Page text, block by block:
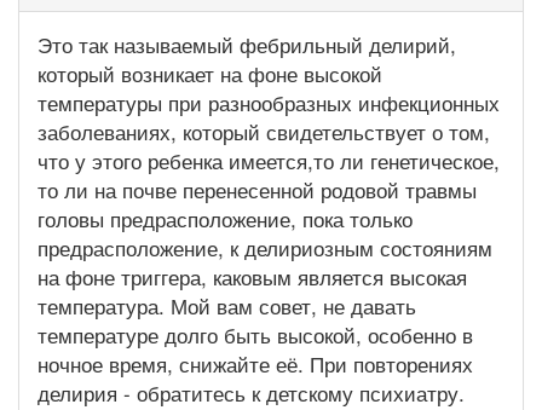
Это так называемый фебрильный делирий,
который возникает на фоне высокой
температуры при разнообразных инфекционных
заболеваниях, который свидетельствует о том,
что у этого ребенка имеется,то ли генетическое,
то ли на почве перенесенной родовой травмы
головы предрасположение, пока только
предрасположение, к делириозным состояниям
на фоне триггера, каковым является высокая
температура. Мой вам совет, не давать
температуре долго быть высокой, особенно в
ночное время, снижайте её. При повторениях
делирия - обратитесь к детскому психиатру.